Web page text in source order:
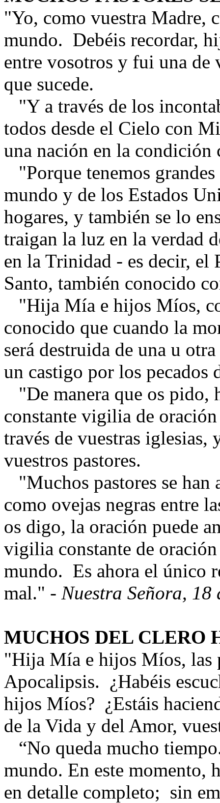
"Yo, como vuestra Madre,
mundo. Debéis recordar,
entre vosotros y fui una
que sucede.
"Y a través de los
todos desde el Cielo con
una nación en la
"Porque tenemos grandes
mundo y de los Estados
hogares, y también se lo
traigan la luz en la verdad
en la Trinidad - es decir,
Santo, también conocido
"Hija Mía e hijos Míos,
conocido que cuando la
será destruida de una u
un castigo por los pecados
"De manera que os pido,
constante vigilia de
través de vuestras iglesias,
vuestros pastores.
"Muchos pastores se han
como ovejas negras entre
os digo, la oración puede
vigilia constante de
mundo. Es ahora el único
mal." - Nuestra Señora, 18
MUCHOS DEL CLERO
"Hija Mía e hijos Míos, las
Apocalipsis. ¿Habéis
hijos Míos? ¿Estáis
de la Vida y del Amor,
“No queda mucho
mundo. En este momento,
en detalle completo; sin